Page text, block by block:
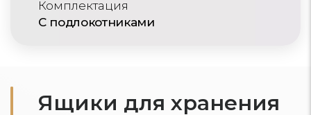
Комплектация
С подлокотниками
Ящики для хранения